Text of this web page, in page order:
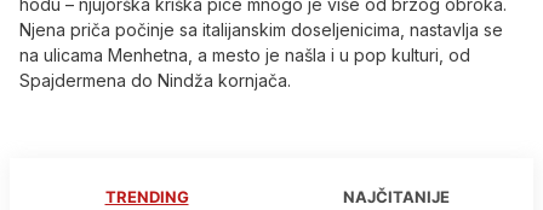
hodu – njujorška kriška pice mnogo je više od brzog obroka.
Njena priča počinje sa italijanskim doseljenicima, nastavlja se
na ulicama Menhetna, a mesto je našla i u pop kulturi, od
Spajdermena do Nindža kornjača.
TRENDING NAJČITANIJE